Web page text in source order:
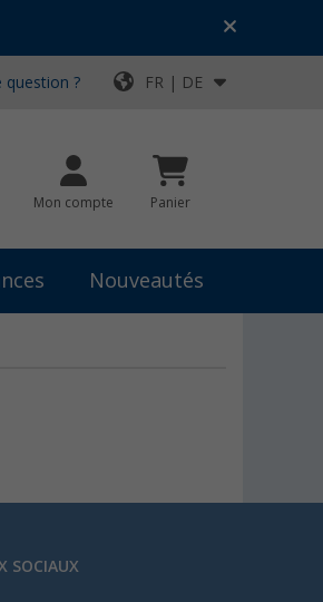
question ? FR | DE
Mon compte Panier
Nouveautés
SOCIAUX